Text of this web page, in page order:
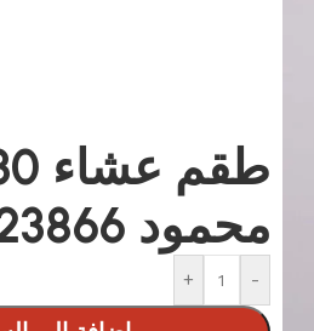
محمود DG-23866
-
+